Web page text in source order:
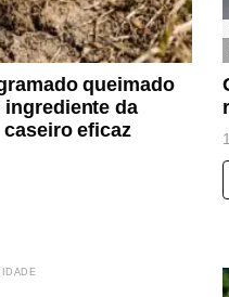
queimado
da
eficaz